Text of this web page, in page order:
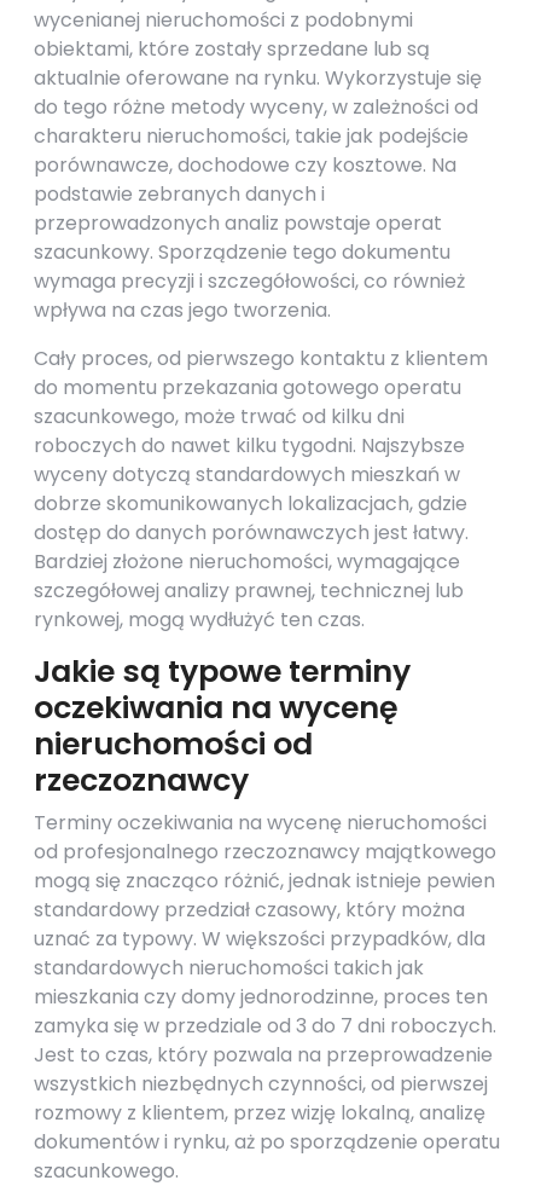
wycenianej nieruchomości z podobnymi
obiektami, które zostały sprzedane lub są
aktualnie oferowane na rynku. Wykorzystuje się
do tego różne metody wyceny, w zależności od
charakteru nieruchomości, takie jak podejście
porównawcze, dochodowe czy kosztowe. Na
podstawie zebranych danych i
przeprowadzonych analiz powstaje operat
szacunkowy. Sporządzenie tego dokumentu
wymaga precyzji i szczegółowości, co również
wpływa na czas jego tworzenia.
Cały proces, od pierwszego kontaktu z klientem
do momentu przekazania gotowego operatu
szacunkowego, może trwać od kilku dni
roboczych do nawet kilku tygodni. Najszybsze
wyceny dotyczą standardowych mieszkań w
dobrze skomunikowanych lokalizacjach, gdzie
dostęp do danych porównawczych jest łatwy.
Bardziej złożone nieruchomości, wymagające
szczegółowej analizy prawnej, technicznej lub
rynkowej, mogą wydłużyć ten czas.
Jakie są typowe terminy
oczekiwania na wycenę
nieruchomości od
rzeczoznawcy
Terminy oczekiwania na wycenę nieruchomości
od profesjonalnego rzeczoznawcy majątkowego
mogą się znacząco różnić, jednak istnieje pewien
standardowy przedział czasowy, który można
uznać za typowy. W większości przypadków, dla
standardowych nieruchomości takich jak
mieszkania czy domy jednorodzinne, proces ten
zamyka się w przedziale od 3 do 7 dni roboczych.
Jest to czas, który pozwala na przeprowadzenie
wszystkich niezbędnych czynności, od pierwszej
rozmowy z klientem, przez wizję lokalną, analizę
dokumentów i rynku, aż po sporządzenie operatu
szacunkowego.